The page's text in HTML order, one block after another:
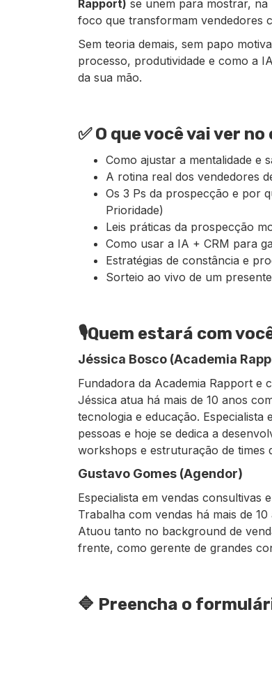
Rapport) se unem para mostrar,
foco que transformam vendedores
Sem teoria demais, sem papo
processo, produtividade e como a
da sua mão.
✅ O que você vai ver
Como ajustar a mentalidade e
A rotina real dos vendedores
Os 3 Ps da prospecção e por
Prioridade)
Leis práticas da prospecção
Como usar a IA + CRM para
Estratégias de constância e
Sorteio ao vivo de um
🎙️Quem estará com
Jéssica Bosco (Academia
Fundadora da Academia Rapport e
Jéssica atua há mais de 10 anos
tecnologia e educação. Especialista
pessoas e hoje se dedica a
workshops e estruturação de times
Gustavo Gomes (Agendor)
Especialista em vendas consultivas
Trabalha com vendas há mais de
Atuou tanto no background de
frente, como gerente de grandes
🔷 Preencha o